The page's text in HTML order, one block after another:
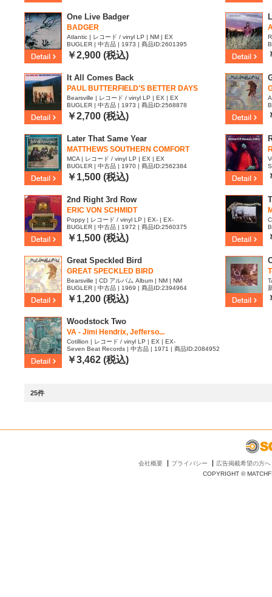
One Live Badger
BADGER
Atlantic | レコード / vinyl LP | NM | EX
BUGLER | 中古品 | 1973 | 商品ID:2601395
￥2,900 (税込)
It All Comes Back
PAUL BUTTERFIELD'S BETTER DAYS
Bearsville | レコード / vinyl LP | EX | EX
BUGLER | 中古品 | 1973 | 商品ID:2568878
￥2,700 (税込)
Later That Same Year
MATTHEWS SOUTHERN COMFORT
MCA | レコード / vinyl LP | EX | EX
BUGLER | 中古品 | 1970 | 商品ID:2562384
￥1,500 (税込)
2nd Right 3rd Row
ERIC VON SCHMIDT
Poppy | レコード / vinyl LP | EX- | EX-
BUGLER | 中古品 | 1972 | 商品ID:2560375
￥1,500 (税込)
Great Speckled Bird
GREAT SPECKLED BIRD
Bearsville | CD アルバム Album | NM | NM
BUGLER | 中古品 | 1969 | 商品ID:2394964
￥1,200 (税込)
7
Woodstock Two
VA - Jimi Hendrix, Jefferso...
Cotillion | レコード / vinyl LP | EX | EX-
Seven Beat Records | 中古品 | 1971 | 商品ID:2084952
￥3,462 (税込)
25件
会社概要 プライバシー
広告掲載希望の方へ
COPYRIGHT ©